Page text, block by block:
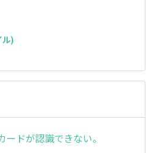
ル)
ドが認識できない。